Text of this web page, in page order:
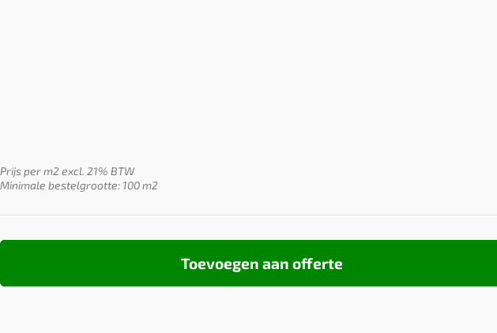
Prijs per m2 excl. 21% BTW
Minimale bestelgrootte: 100 m2
Toevoegen aan offerte